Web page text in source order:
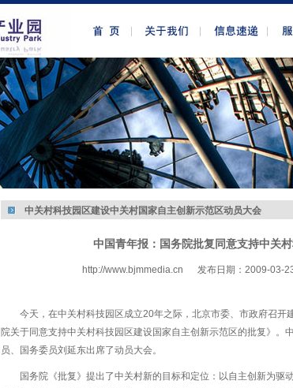
中关村科技园区建设中关村国家自主创新示范区动员大会
中国青年报：国务院批复同意支持中关
http://www.bjmmedia.cn 发布日期：2009-03-
今天，在中关村科技园区成立20年之际，北京市委、市政府召
院关于同意支持中关村科技园区建设国家自主创新示范区的批复》
员、国务委员刘延东出席了动员大会。
国务院《批复》提出了中关村新的目标和定位：以自主创新为